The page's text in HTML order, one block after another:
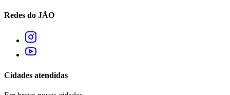
Redes do JÃO
Cidades atendidas